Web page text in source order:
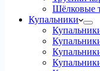
Шёлковые
Купальники